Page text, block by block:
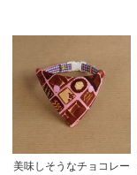
美味しそうなチョコレー